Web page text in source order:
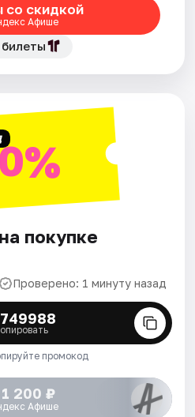
со скидкой
Афише
покупке
Проверено: 1 минуту назад
промокод
200 ₽
Афише